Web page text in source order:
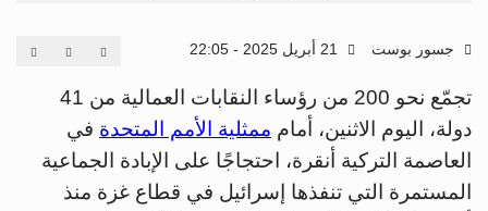
جسور بوست
تجمّع نحو 200 من رؤساء النقابات العمالية من 41
دولة، اليوم الاثنين، أمام ممثلية الأمم المتحدة في
العاصمة التركية أنقرة، احتجاجًا على الإبادة الجماعية
المستمرة التي تنفذها إسرائيل في قطاع غزة منذ